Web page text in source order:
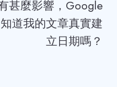
甚麼影響，Google
知道我的文章真實建
立日期嗎？